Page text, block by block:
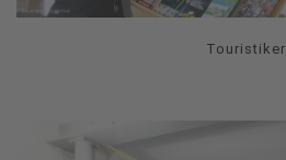
Touristiker